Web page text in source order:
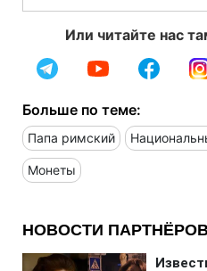
Или читайте нас
Больше по теме:
Папа римский
Монеты